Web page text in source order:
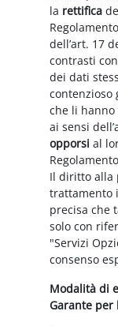
la rettifica
dell’art. 17
contrasti
dei dati
contenzioso
che li
ai sensi
opporsi al
Il diritto alla
trattamento
precisa che
solo con
"Servizi
consenso
Modalità di
Garante per